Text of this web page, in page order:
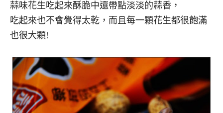
蒜味花生吃起來酥脆中還帶點淡淡的蒜香，
吃起來也不會覺得太乾，而且每一顆花生都很飽滿
也很大顆!